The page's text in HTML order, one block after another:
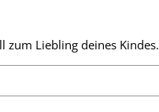
zum Liebling deines Kindes.